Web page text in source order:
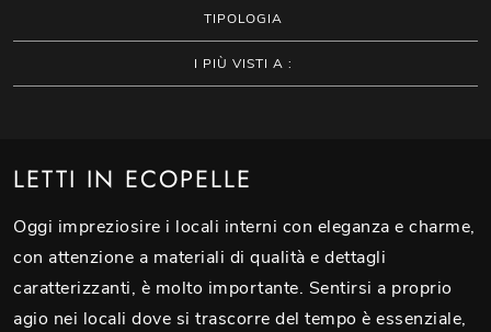
TIPOLOGIA
I PIÙ VISTI A :
LETTI IN ECOPELLE
Oggi impreziosire i locali interni con eleganza e charme,
con attenzione a materiali di qualità e dettagli
caratterizzanti, è molto importante. Sentirsi a proprio
agio nei locali dove si trascorre del tempo è essenziale,